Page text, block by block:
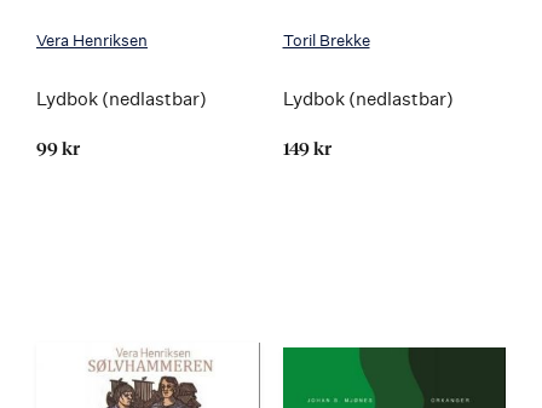
Vera Henriksen
Lydbok (nedlastbar)
99 kr
Toril Brekke
Lydbok (nedlastbar)
149 kr